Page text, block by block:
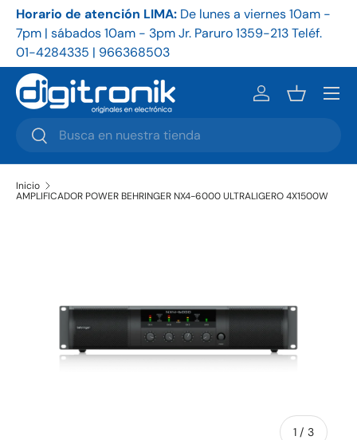
Ir al contenido
Horario de atención LIMA: De lunes a viernes 10am -
7pm | sábados 10am - 3pm Jr. Paruro 1359-213 Teléf.
01-4284335 | 966368503
Buscar
Buscar
Iniciar sesión
Cesta
Menú
Inicio
AMPLIFICADOR POWER BEHRINGER NX4-6000 ULTRALIGERO 4X1500W
1 / de
3